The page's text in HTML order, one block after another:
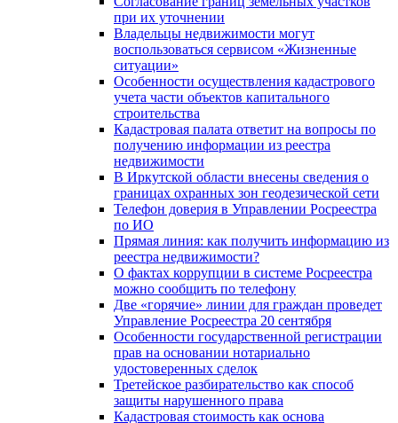
при их уточнении
Владельцы недвижимости могут
воспользоваться сервисом «Жизненные
ситуации»
Особенности осуществления кадастрового
учета части объектов капитального
строительства
Кадастровая палата ответит на вопросы по
получению информации из реестра
недвижимости
В Иркутской области внесены сведения о
границах охранных зон геодезической сети
Телефон доверия в Управлении Росреестра
по ИО
Прямая линия: как получить информацию из
реестра недвижимости?
О фактах коррупции в системе Росреестра
можно сообщить по телефону
Две «горячие» линии для граждан проведет
Управление Росреестра 20 сентября
Особенности государственной регистрации
прав на основании нотариально
удостоверенных сделок
Третейское разбирательство как способ
защиты нарушенного права
Кадастровая стоимость как основа